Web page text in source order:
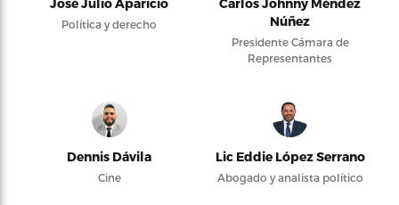
José Julio Aparicio
Política y derecho
Carlos Johnny Méndez
Núñez
Presidente Cámara de
Representantes
Dennis Dávila
Cine
Lic Eddie López Serrano
Abogado y analista político